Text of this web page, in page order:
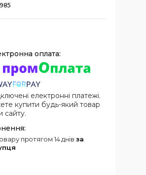
електронні платежі.
купити будь-який товар
сайту.
протягом 14 днів за